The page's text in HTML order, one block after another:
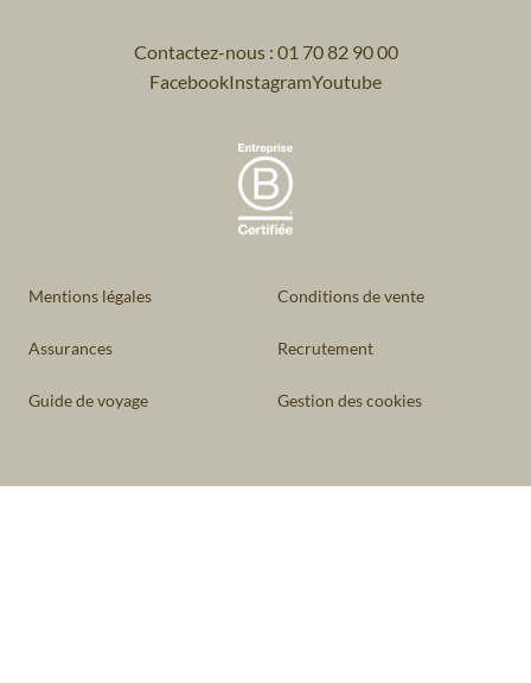
Contactez-nous : 01 70 82 90 00
FacebookInstagramYoutube
Mentions légales Conditions de vente
Assurances Recrutement
Guide de voyage Gestion des cookies